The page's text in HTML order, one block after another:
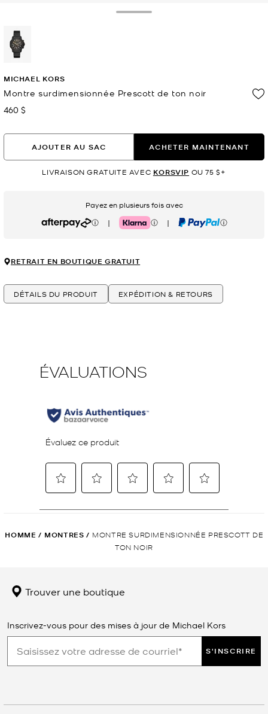
MICHAEL KORS
Montre surdimensionnée Prescott de ton noir
maintenant
460 $
AJOUTER AU SAC ACHETER MAINTENANT
LIVRAISON GRATUITE AVEC KORSVIP OU 75 $+
Payez en plusieurs fois avec
Afterpay | Klarna | PayPal
RETRAIT EN BOUTIQUE GRATUIT
DÉTAILS DU PRODUIT EXPÉDITION & RETOURS
HOMME / MONTRES / MONTRE SURDIMENSIONNÉE PRESCOTT DE
TON NOIR
Trouver une boutique
Inscrivez-vous pour des mises à jour de Michael Kors
S'INSCRIRE